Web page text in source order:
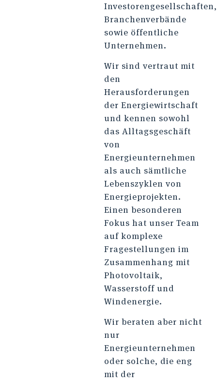
Investorengesellschaften,
Branchenverbände
sowie öffentliche
Unternehmen.
Wir sind vertraut mit
den
Herausforderungen
der Energiewirtschaft
und kennen sowohl
das Alltagsgeschäft
von
Energieunternehmen
als auch sämtliche
Lebenszyklen von
Energieprojekten.
Einen besonderen
Fokus hat unser Team
auf komplexe
Fragestellungen im
Zusammenhang mit
Photovoltaik,
Wasserstoff und
Windenergie.
Wir beraten aber nicht
nur
Energieunternehmen
oder solche, die eng
mit der